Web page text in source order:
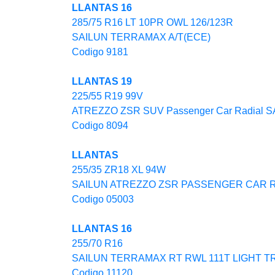
LLANTAS 16
285/75 R16 LT 10PR OWL 126/123R
SAILUN TERRAMAX A/T(ECE)
Codigo 9181
LLANTAS 19
225/55 R19 99V
ATREZZO ZSR SUV Passenger Car Radial
Codigo 8094
LLANTAS
255/35 ZR18 XL 94W
SAILUN ATREZZO ZSR PASSENGER CAR
Codigo 05003
LLANTAS 16
255/70 R16
SAILUN TERRAMAX RT RWL 111T LIGHT
Codigo 11120